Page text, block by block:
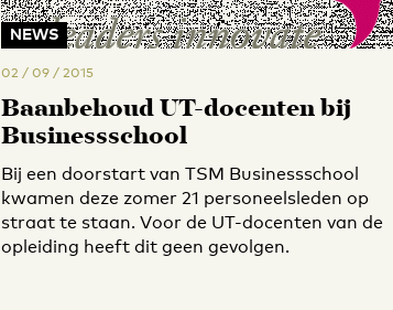
NEWS
02 / 09 / 2015
Baanbehoud UT-docenten bij
Businessschool
Bij een doorstart van TSM Businessschool
kwamen deze zomer 21 personeelsleden op
straat te staan. Voor de UT-docenten van de
opleiding heeft dit geen gevolgen.